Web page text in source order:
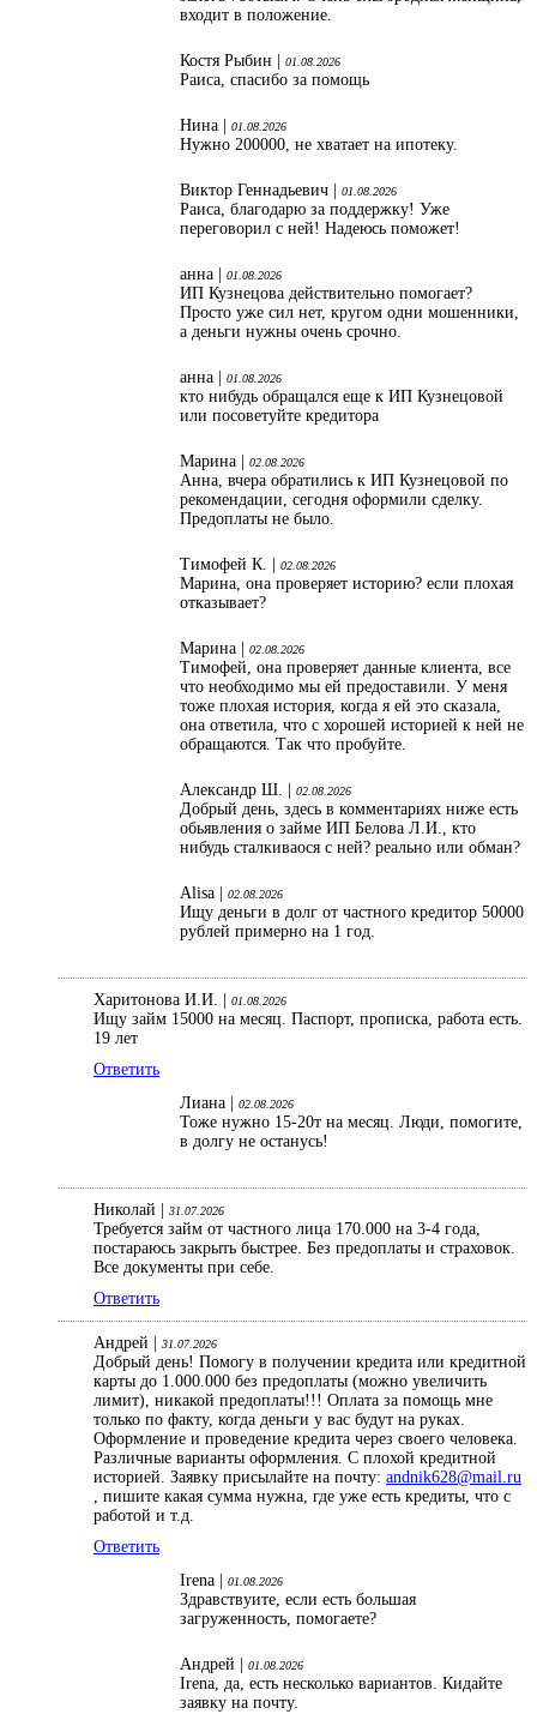
входит в положение.
Костя Рыбин | 01.08.2026
Раиса, спасибо за помощь
Нина | 01.08.2026
Нужно 200000, не хватает на ипотеку.
Виктор Геннадьевич | 01.08.2026
Раиса, благодарю за поддержку! Уже
переговорил с ней! Надеюсь поможет!
анна | 01.08.2026
ИП Кузнецова действительно помогает?
Просто уже сил нет, кругом одни мошенники,
а деньги нужны очень срочно.
анна | 01.08.2026
кто нибудь обращался еще к ИП Кузнецовой
или посоветуйте кредитора
Марина | 02.08.2026
Анна, вчера обратились к ИП Кузнецовой по
рекомендации, сегодня оформили сделку.
Предоплаты не было.
Тимофей К. | 02.08.2026
Марина, она проверяет историю? если плохая
отказывает?
Марина | 02.08.2026
Тимофей, она проверяет данные клиента, все
что необходимо мы ей предоставили. У меня
тоже плохая история, когда я ей это сказала,
она ответила, что с хорошей историей к ней не
обращаются. Так что пробуйте.
Александр Ш. | 02.08.2026
Добрый день, здесь в комментариях ниже есть
обьявления о займе ИП Белова Л.И., кто
нибудь сталкиваося с ней? реально или обман?
Alisa | 02.08.2026
Ищу деньги в долг от частного кредитор 50000
рублей примерно на 1 год.
Харитонова И.И. | 01.08.2026
Ищу займ 15000 на месяц. Паспорт, прописка, работа есть.
19 лет
Ответить
Лиана |
02.08.2026
Тоже нужно 15-20т на месяц. Люди, помогите,
в долгу не останусь!
Николай | 31.07.2026
Требуется займ от частного лица 170.000 на 3-4 года,
постараюсь закрыть быстрее. Без предоплаты и страховок.
Все документы при себе.
Ответить
Андрей | 31.07.2026
Добрый день! Помогу в получении кредита или кредитной
карты до 1.000.000 без предоплаты (можно увеличить
лимит), никакой предоплаты!!! Оплата за помощь мне
только по факту, когда деньги у вас будут на руках.
Оформление и проведение кредита через своего человека.
Различные варианты оформления. С плохой кредитной
историей. Заявку присылайте на почту: andnik628@mail.ru
, пишите какая сумма нужна, где уже есть кредиты, что с
работой и т.д.
Ответить
Irena |
01.08.2026
Здравствуите, если есть большая
загруженность, помогаете?
Андрей | 01.08.2026
Irena, да, есть несколько вариантов. Кидайте
заявку на почту.